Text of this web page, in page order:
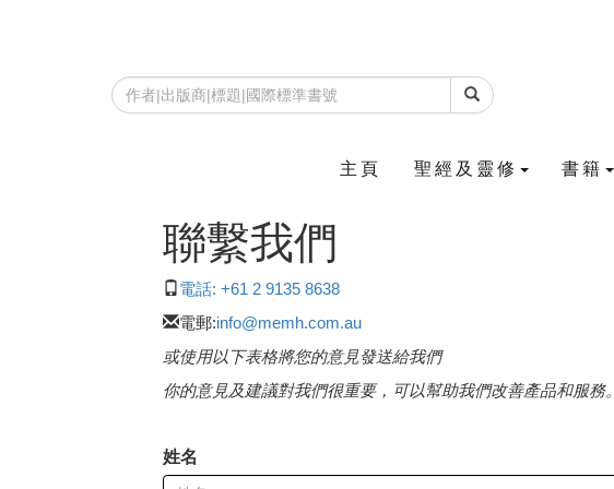
主頁 聖經及靈修 書籍
聯繫我們
電話: +61 2 9135 8638
電郵:info@memh.com.au
或使用以下表格將您的意見發送給我們
你的意見及建議對我們很重要，可以幫助我們改善產品和服務。
姓名